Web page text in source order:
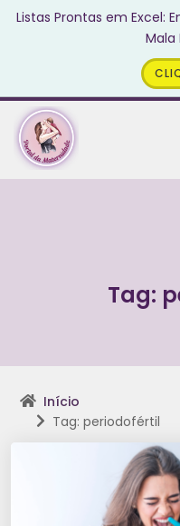
Listas Prontas em Excel:
Mala
Tag:
Início
Tag: periodofértil